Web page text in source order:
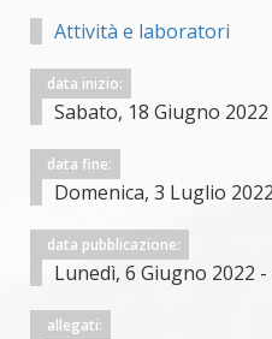
Attività e laboratori
data inizio:
Sabato, 18 Giugno 2022
data fine:
Domenica, 3 Luglio 2022
data pubblicazione:
Lunedì, 6 Giugno 2022 -
allegati: